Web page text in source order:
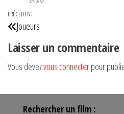
Navigation
de
l’article
Article
précédent
PRÉCÉDENT
Joueurs
Laisser un commentaire
Vous devezvous connecterpour
Rechercher un film :